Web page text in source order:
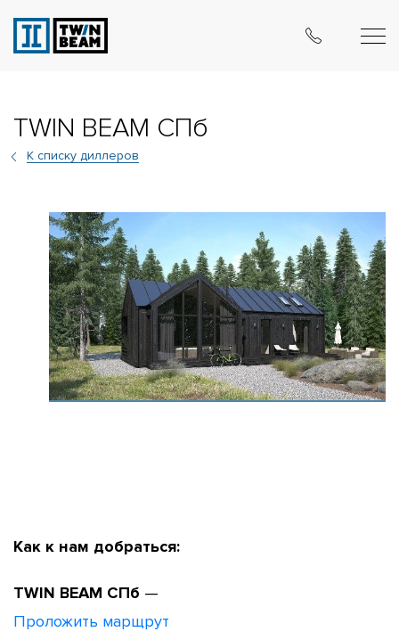
TWIN BEAM СПб
К списку диллеров
Как к нам добраться:
TWIN BEAM СПб —
Проложить марщрут